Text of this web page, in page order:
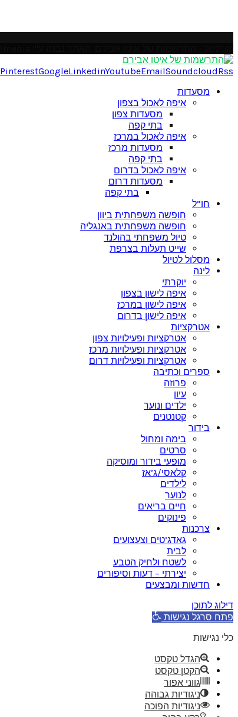
PinterestGoogleLinkedinYoutubeEmailSoundcloudRss
מסעדות
איפה לאכול בצפון
מסעדות צפון
בתי קפה
איפה לאכול במרכז
מסעדות מרכז
בתי קפה
איפה לאכול בדרום
מסעדות דרום
בתי קפה
חו”ל
חופשה משפחתית ביוון
חופשה משפחתית באנגליה
טיול משפחתי בהולנד
שייט תעלות בצרפת
מסלול לטיול
לינה
יוקרתי
איפה לישון בצפון
איפה לישון במרכז
איפה לישון בדרום
אטרקציות
אטרקציות ופעילויות צפון
אטרקציות ופעילויות מרכז
אטרקציות ופעילויות דרום
ספרים וכתיבה
פרוזה
עיון
ילדים ונוער
קטנטנים
בידור
בימה ומחול
סרטים
מופעי בידור ומוסיקה
קלאסי/ג’אז
לילדים
לנוער
חיים בריאים
פינוקים
צרכנות
גאדג’טים וצעצועים
לבית
לשטח ולחיק הטבע
יצירתי – דעות וסיפורים
חדשות ומבצעים
דילוג לתוכן
פתח סרגל נגישות
כלי נגישות
הגדל טקסט
הקטן טקסט
גווני אפור
ניגודיות גבוהה
ניגודיות הפוכה